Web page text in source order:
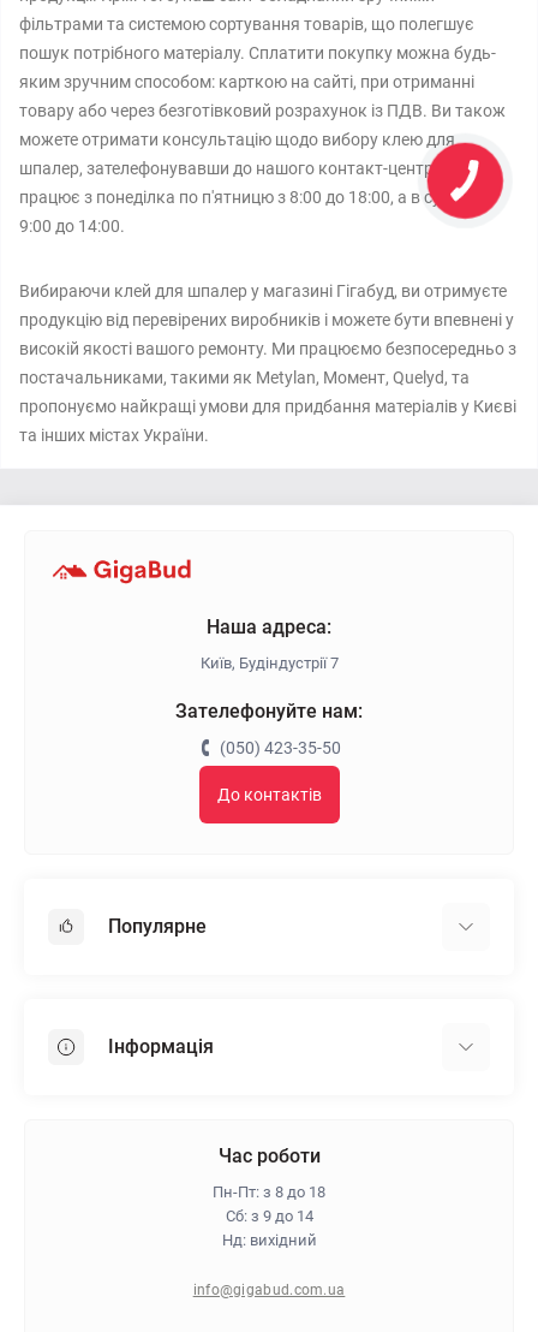
фільтрами та системою сортування товарів, що полегшує
пошук потрібного матеріалу. Сплатити покупку можна будь-
яким зручним способом: карткою на сайті, при отриманні
товару або через безготівковий розрахунок із ПДВ. Ви також
можете отримати консультацію щодо вибору клею для
шпалер, зателефонувавши до нашого контакт-центру, який
працює з понеділка по п'ятницю з 8:00 до 18:00, а в суботу з
9:00 до 14:00.
Вибираючи клей для шпалер у магазині Гігабуд, ви отримуєте
продукцію від перевірених виробників і можете бути впевнені у
високій якості вашого ремонту. Ми працюємо безпосередньо з
постачальниками, такими як Metylan, Момент, Quelyd, та
пропонуємо найкращі умови для придбання матеріалів у Києві
та інших містах України.
Наша адреса:
Київ, Будіндустрії 7
Зателефонуйте нам:
(050) 423-35-50
До контактів
Популярне
Пінопласт
Інформація
Гарантія та повернення
Політика конфіденційності
Час роботи
Пн-Пт: з 8 до 18
Сб: з 9 до 14
Нд: вихідний
info@gigabud.com.ua